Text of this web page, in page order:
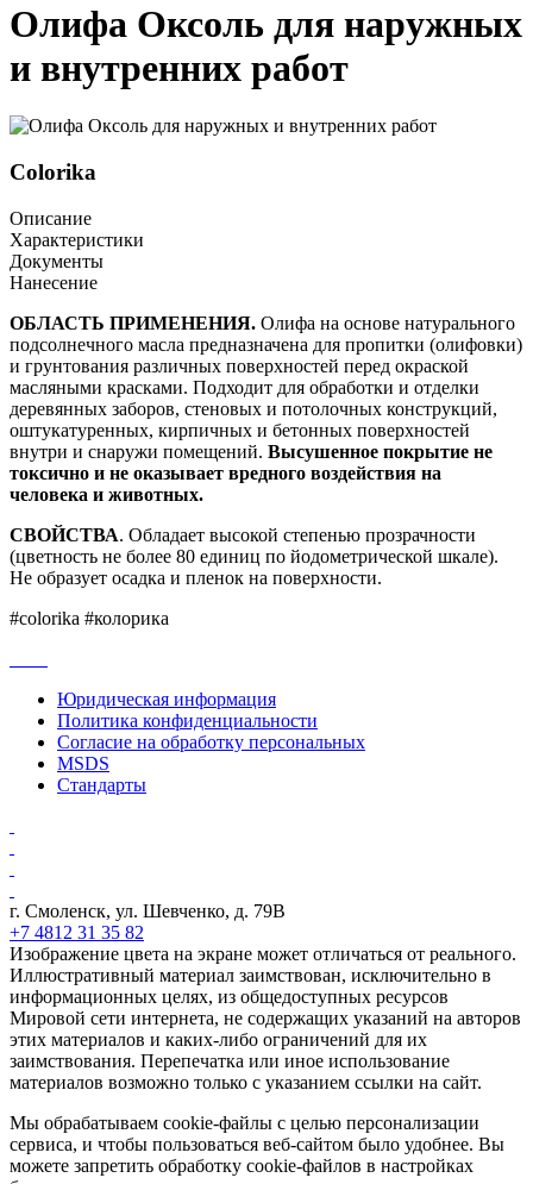
Олифа Оксоль для наружных
и внутренних работ
Colorika
Описание
Характеристики
Документы
Нанесение
ОБЛАСТЬ ПРИМЕНЕНИЯ. Олифа на основе натурального
подсолнечного масла предназначена для пропитки (олифовки)
и грунтования различных поверхностей перед окраской
масляными красками. Подходит для обработки и отделки
деревянных заборов, стеновых и потолочных конструкций,
оштукатуренных, кирпичных и бетонных поверхностей
внутри и снаружи помещений. Высушенное покрытие не
токсично и не оказывает вредного воздействия на
человека и животных.
СВОЙСТВА. Обладает высокой степенью прозрачности
(цветность не более 80 единиц по йодометрической шкале).
Не образует осадка и пленок на поверхности.
#colorika #колорика
Юридическая информация
Политика конфиденциальности
Согласие на обработку персональных
MSDS
Стандарты
г. Смоленск, ул. Шевченко, д. 79В
+7 4812 31 35 82
Изображение цвета на экране может отличаться от реального.
Иллюстративный материал заимствован, исключительно в
информационных целях, из общедоступных ресурсов
Мировой сети интернета, не содержащих указаний на авторов
этих материалов и каких-либо ограничений для их
заимствования. Перепечатка или иное использование
материалов возможно только с указанием ссылки на сайт.
Мы обрабатываем cookie-файлы с целью персонализации
сервиса, и чтобы пользоваться веб-сайтом было удобнее. Вы
можете запретить обработку cookie-файлов в настройках